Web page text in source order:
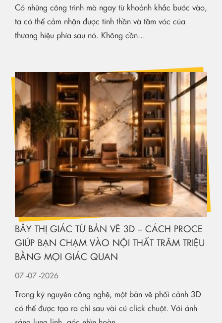
Có những công trình mà ngay từ khoảnh khắc bước vào,
ta có thể cảm nhận được tinh thần và tầm vóc của
thương hiệu phía sau nó. Không cần...
BẪY THỊ GIÁC TỪ BẢN VẼ 3D – CÁCH PROCE
GIÚP BẠN CHẠM VÀO NỘI THẤT TRĂM TRIỆU
BẰNG MỌI GIÁC QUAN
07 -07 -2026
Trong kỷ nguyên công nghệ, một bản vẽ phối cảnh 3D
có thể được tạo ra chỉ sau vài cú click chuột. Với ánh